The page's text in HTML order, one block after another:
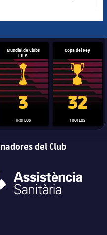
Liga de Campeones
Mundial de Clubs
FIFA
Trofeo del Mundial de
3
TROFEOS
Copa del Rey
Copa del
32
TROFEOS
del Club